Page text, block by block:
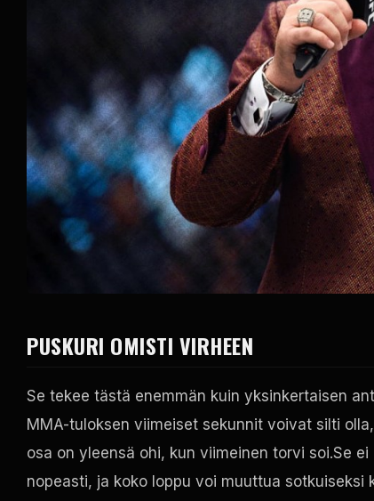
PUSKURI OMISTI VIRHEEN
Se tekee tästä enemmän kuin yksinkertaisen
MMA-tuloksen viimeiset sekunnit voivat silti
osa on yleensä ohi, kun viimeinen torvi soi.Se
nopeasti, ja koko loppu voi muuttua sotkuiseksi